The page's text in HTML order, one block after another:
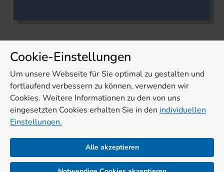
Cookie-Einstellungen
Um unsere Webseite für Sie optimal zu gestalten und
fortlaufend verbessern zu können, verwenden wir
Cookies. Weitere Informationen zu den von uns
eingesetzten Cookies erhalten Sie in den individuellen
Einstellungen.
Alle akzeptieren